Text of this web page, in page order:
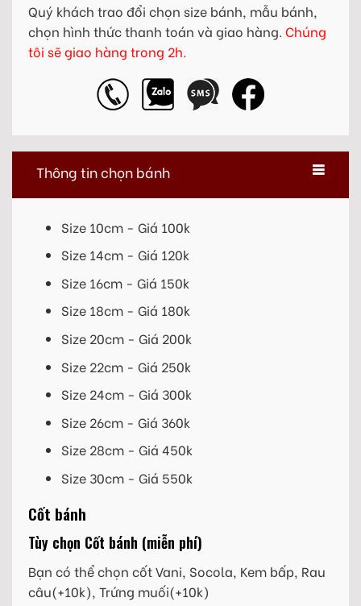
Quý khách trao đổi chọn size bánh, mẫu bánh,
chọn hình thức thanh toán và giao hàng. Chúng
tôi sẽ giao hàng trong 2h.
Thông tin chọn bánh
Size 10cm - Giá 100k
Size 14cm - Giá 120k
Size 16cm - Giá 150k
Size 18cm - Giá 180k
Size 20cm - Giá 200k
Size 22cm - Giá 250k
Size 24cm - Giá 300k
Size 26cm - Giá 360k
Size 28cm - Giá 450k
Size 30cm - Giá 550k
Cốt bánh
Tùy chọn Cốt bánh (miễn phí)
Bạn có thể chọn cốt Vani, Socola, Kem bấp, Rau
câu(+10k), Trứng muối(+10k)